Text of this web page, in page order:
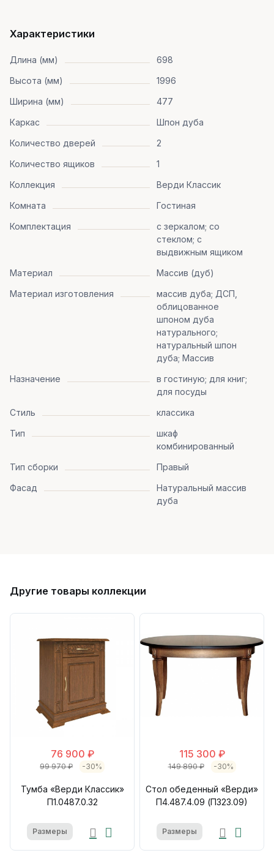
Характеристики
Длина (мм)
698
Высота (мм)
1996
Ширина (мм)
477
Каркас
Шпон дуба
Количество дверей
2
Количество ящиков
1
Коллекция
Верди Классик
Комната
Гостиная
Комплектация
с зеркалом; со
стеклом; с
выдвижным ящиком
Материал
Массив (дуб)
Материал изготовления
массив дуба; ДСП,
облицованное
шпоном дуба
натурального;
натуральный шпон
дуба; Массив
Назначение
в гостиную; для книг;
для посуды
Стиль
классика
Тип
шкаф
комбинированный
Тип сборки
Правый
Фасад
Натуральный массив
дуба
Другие товары коллекции
76 900 ₽
99 970 ₽ -30%
Тумба «Верди Классик»
П1.0487.0.32
Размеры
115 300 ₽
149 890 ₽ -30%
Стол обеденный «Верди»
П4.487.4.09 (П323.09)
Размеры